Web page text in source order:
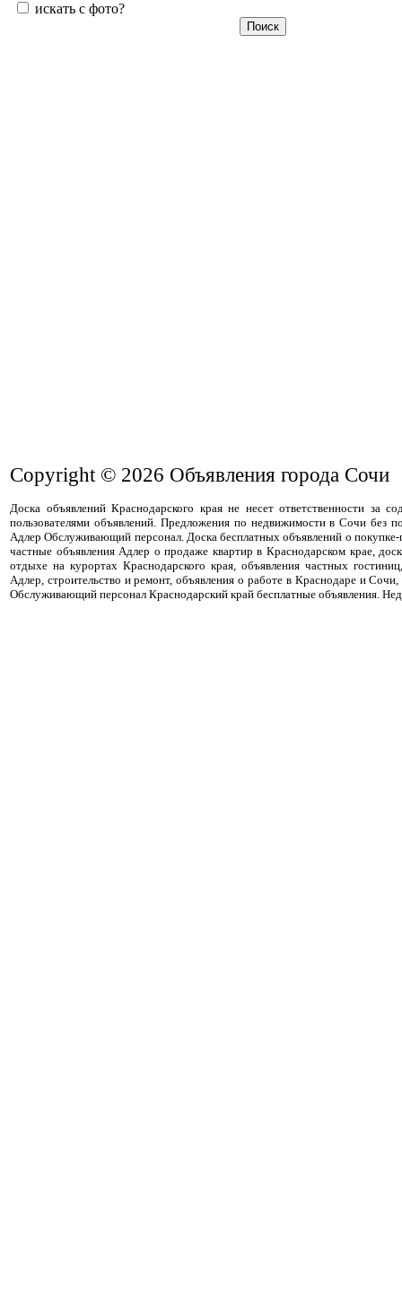
искать с фото?
Copyright © 2026 Объявления города Сочи
Доска объявлений Краснодарского края не несет ответственности за
пользователями объявлений. Предложения по недвижимости в Сочи без
Адлер Обслуживающий персонал. Доска бесплатных объявлений о
частные объявления Адлер о продаже квартир в Краснодарском крае,
отдыхе на курортах Краснодарского края, объявления частных
Адлер, строительство и ремонт, объявления о работе в Краснодаре и
Обслуживающий персонал Краснодарский край бесплатные объявления.